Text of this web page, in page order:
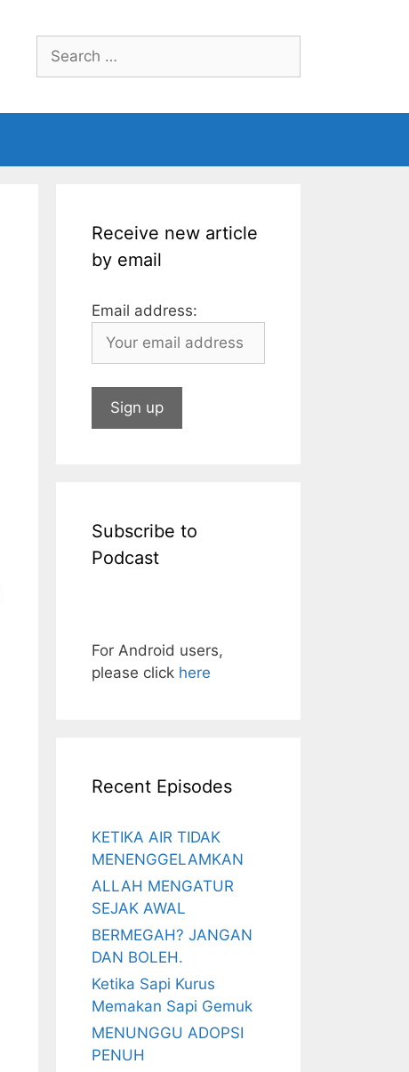
Search
for:
Receive new article
by email
Email address:
Subscribe to
Podcast
For Android users,
please click here
Recent Episodes
KETIKA AIR TIDAK
MENENGGELAMKAN
ALLAH MENGATUR
SEJAK AWAL
BERMEGAH? JANGAN
DAN BOLEH.
Ketika Sapi Kurus
Memakan Sapi Gemuk
MENUNGGU ADOPSI
PENUH